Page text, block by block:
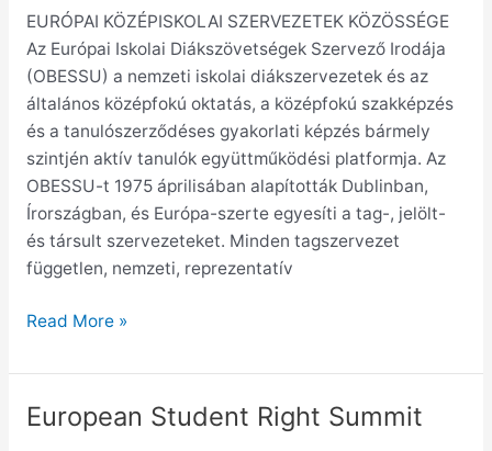
EURÓPAI KÖZÉPISKOLAI SZERVEZETEK KÖZÖSSÉGE
Az Európai Iskolai Diákszövetségek Szervező Irodája
(OBESSU) a nemzeti iskolai diákszervezetek és az
általános középfokú oktatás, a középfokú szakképzés
és a tanulószerződéses gyakorlati képzés bármely
szintjén aktív tanulók együttműködési platformja. Az
OBESSU-t 1975 áprilisában alapították Dublinban,
Írországban, és Európa-szerte egyesíti a tag-, jelölt-
és társult szervezeteket. Minden tagszervezet
független, nemzeti, reprezentatív
Európai
Iskolai
Diákszövetségek
Szervező
Irodája
Read More »
European Student Right Summit
European